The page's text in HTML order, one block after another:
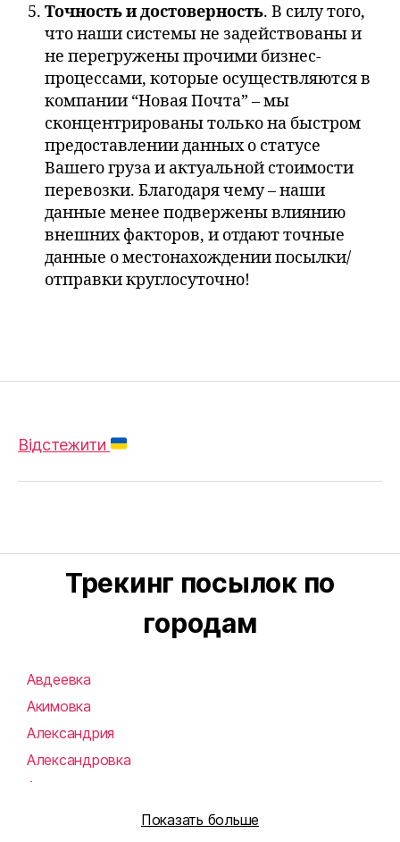
Точность и достоверность. В силу того,
что наши системы не задействованы и
не перегружены прочими бизнес-
процессами, которые осуществляются в
компании “Новая Почта” – мы
сконцентрированы только на быстром
предоставлении данных о статусе
Вашего груза и актуальной стоимости
перевозки. Благодаря чему – наши
данные менее подвержены влиянию
внешних факторов, и отдают точные
данные о местонахождении посылки/
отправки круглосуточно!
Відстежити
Трекинг посылок по
городам
Авдеевка
Акимовка
Александрия
Александровка
Алупка
Показать больше